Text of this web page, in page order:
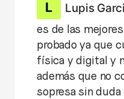
Lupis
es de las
probado ya que
física y digital y
además que no
sopresa sin duda